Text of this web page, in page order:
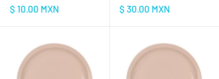
Precio
venta
$ 10.00 MXN
Precio
venta
$ 30.00 MXN